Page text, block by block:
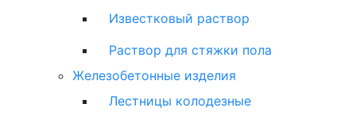
Известковый раствор
Раствор для стяжки пола
Железобетонные изделия
Лестницы колодезные